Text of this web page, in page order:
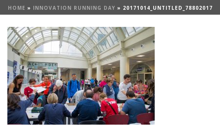
HOME » INNOVATION RUNNING DAY » 20171014_UNTITLED_78802017